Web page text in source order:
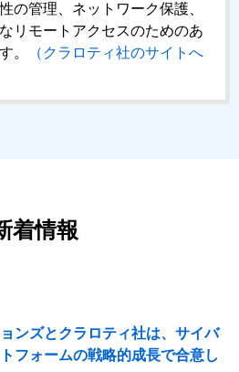
の管理、ネットワーク保護、
リモートアクセスのためのあ
。
（クラロティ社のサイトへ
着情報
ンズとクラロティ社は、サイバ
フォームの戦略的成長で合意し